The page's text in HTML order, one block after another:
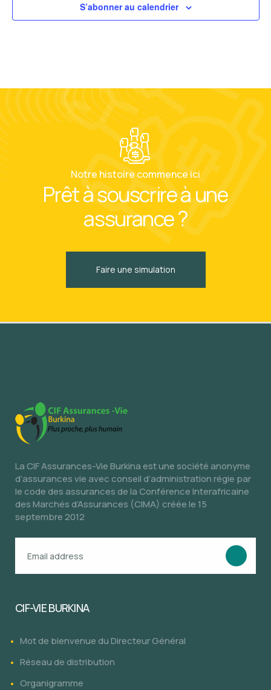
S’abonner au calendrier
Notre histoire commence ici
Prêt à souscrire à une
assurance ?
Faire une simulation
La CIF Assurances-Vie Burkina est une société anonyme
d’assurances vie avec conseil d’administration régie par
le code des assurances de la Conférence Interafricaine
des Marchés d’Assurances (CIMA) créée le 15
septembre 2012
CIF-VIE BURKINA
Mot de bienvenue du Directeur Général
Réseau de distribution
Organigramme